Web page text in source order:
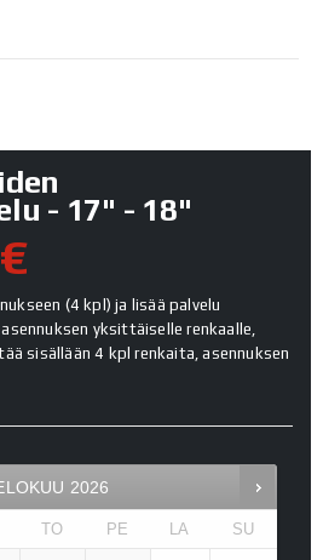
- 17" - 18"
(4 kpl) ja lisää palvelu
yksittäiselle renkaalle,
sisällään 4 kpl renkaita, asennuksen
2026
TO PE LA SU